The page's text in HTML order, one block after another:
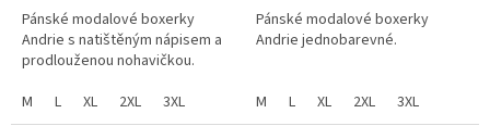
Pánské modalové boxerky
Andrie s natištěným nápisem a
prodlouženou nohavičkou.
M
L XL 2XL 3XL
Pánské modalové boxerky
Andrie jednobarevné.
M L XL 2XL 3XL